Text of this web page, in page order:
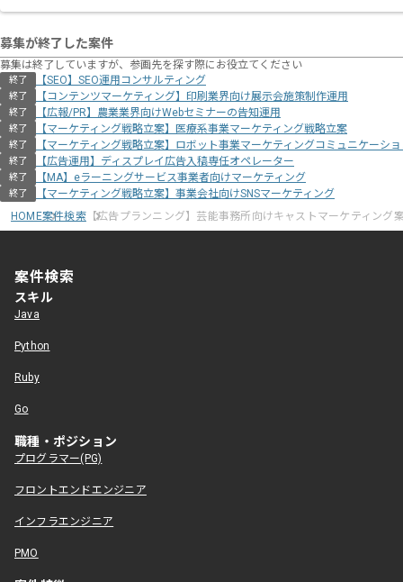
募集が終了した案件
募集は終了していますが、参画先を探す際にお役立てください
終了 【SEO】SEO運用コンサルティング
終了 【コンテンツマーケティング】印刷業界向け展示会施策制作運用
終了 【広報/PR】農業業界向けWebセミナーの告知運用
終了 【マーケティング戦略立案】医療系事業マーケティング戦略立案
終了 【マーケティング戦略立案】ロボット事業マーケティングコミュニケーシ
終了 【広告運用】ディスプレイ広告入稿専任オペレーター
終了 【MA】eラーニングサービス事業者向けマーケティング
終了
【マーケティング戦略立案】事業会社向けSNSマーケティング
HOME案件検索【広告プランニング】芸能事務所向けキャストマーケティング
案件検索
スキル
Java
Python
Ruby
Go
職種・ポジション
プログラマー(PG)
フロントエンドエンジニア
インフラエンジニア
PMO